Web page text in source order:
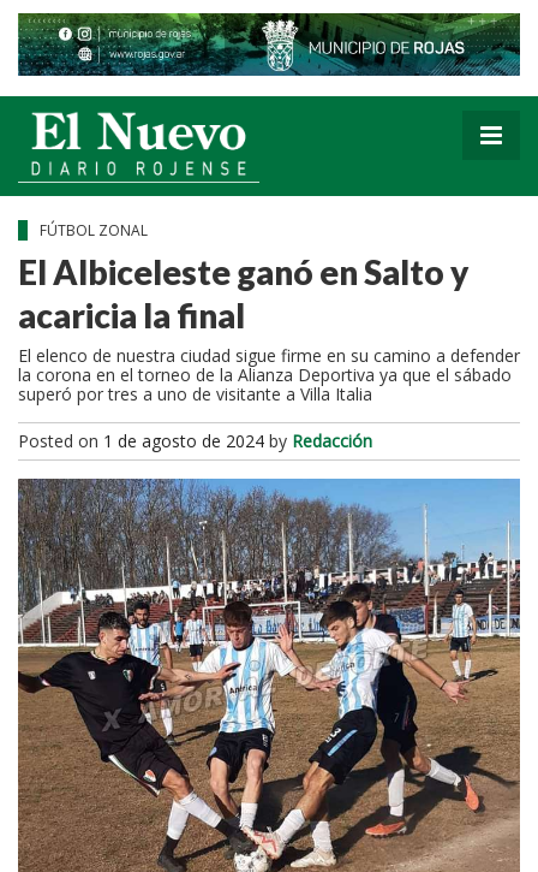
FÚTBOL ZONAL
El Albiceleste ganó en Salto y
acaricia la final
El elenco de nuestra ciudad sigue firme en su camino a defender
la corona en el torneo de la Alianza Deportiva ya que el sábado
superó por tres a uno de visitante a Villa Italia
Posted on 1 de agosto de 2024 by Redacción